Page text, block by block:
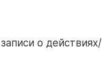
о действиях/